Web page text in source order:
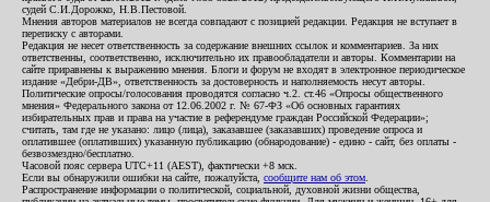
судей С.И.Дорожко, Н.В.Пестовой.
Мнения авторов материалов не всегда совпадают с позицией редакции. Редакция не вступает в
переписку с авторами.
Редакция не несет ответственность за содержание внешних ссылок и комментариев. За них
ответственны, соответственно, исключительно их правообладатели и авторы. Комментарии на
сайте приравнены к выражению мнения. Блоги и форум не входят в электронное периодическое
издание «Дебри-ДВ», ответственность за достоверность и наполняемость несут авторы.
Политические опросы/голосования проводятся согласно ч.2. ст.46 «Опросы общественного
мнения» Федерального закона от 12.06.2002 г. № 67-ФЗ «Об основных гарантиях
избирательных прав и права на участие в референдуме граждан Российской Федерации»;
считать, там где не указано: лицо (лица), заказавшее (заказавших) проведение опроса и
оплатившее (оплативших) указанную публикацию (обнародование) - едино - сайт, без оплаты -
безвозмездно/бесплатно.
Часовой пояс сервера UTC+11 (AEST), фактически +8 мск.
Если вы обнаружили ошибки на сайте, пожалуйста, сообщите нам об этом
Распространение информации о политической, социальной, духовной жизни общества,